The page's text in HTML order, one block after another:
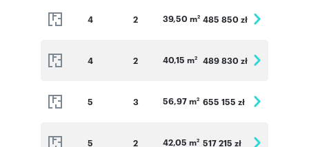
4 2 39,50 m2 485 850 zł
4 2 40,15 m2 489 830 zł
5 3 56,97 m2 655 155 zł
5 2 42,05 m2 517 215 zł